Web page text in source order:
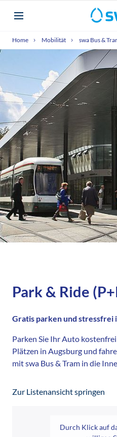
Home Mobilität swa Bus &
Park & Ride
Gratis parken und stressfrei
Parken Sie Ihr Auto
Plätzen in Augsburg und
mit swa Bus & Tram in die
Zur Listenansicht springen
Durch Klick auf